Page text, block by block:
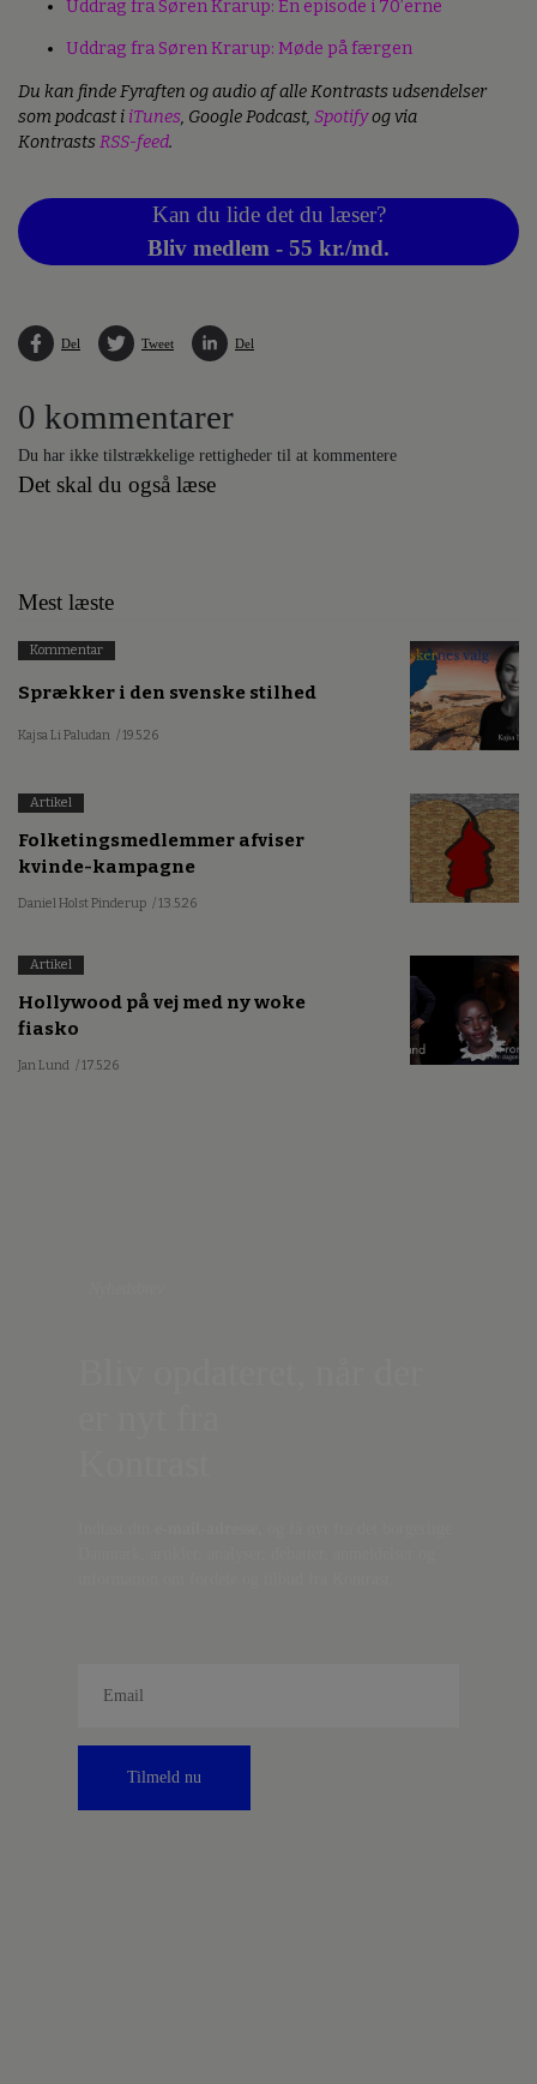
Uddrag fra Søren Krarup: En episode i 70’erne
Uddrag fra Søren Krarup: Møde på færgen
Du kan finde Fyraften og audio af alle Kontrasts udsendelser
som podcast i iTunes, Google Podcast, Spotifyog via
KontrastsRSS-feed.
Kan du lide det du læser?
Bliv medlem - 55 kr./md.
Del Tweet Del
0 kommentarer
Du har ikke tilstrækkelige rettigheder til at kommentere
Det skal du også læse
Mest læste
Kommentar
Sprækker i den svenske stilhed
Kajsa Li Paludan / 19.5.26
Artikel
Folketingsmedlemmer afviser
kvinde-kampagne
Daniel Holst Pinderup / 13.5.26
Artikel
Hollywood på vej med ny woke
fiasko
Jan Lund / 17.5.26
Tilmeld nu